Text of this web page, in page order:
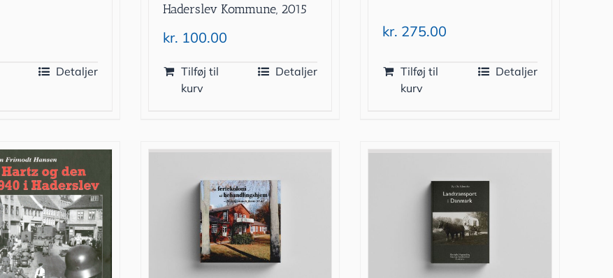
Detaljer
Haderslev Kommune, 2015
kr. 100.00
Tilføj til
kurv
Detaljer
kr. 275.00
Tilføj til
kurv
Detaljer